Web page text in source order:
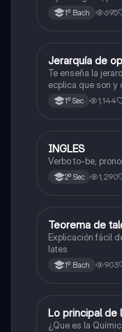
admisión a la
1º Bach 695
Matemáticas
Jerarquía de
Te enseña la
ecplica que son y
1º Sec 1,144
Inglés
INGLES
Verbo to-be,
2º Sec 1,290
Matemáticas
Teorema de
Explicación fácil
lates
1º Bach 903
Química
Lo principal de
¿Que es la